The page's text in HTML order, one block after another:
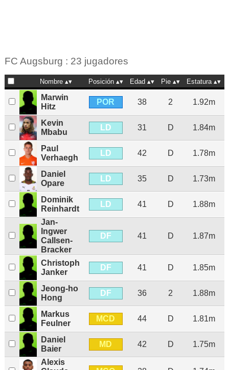
FC Augsburg : 23 jugadores
Nombre Posición Edad Pie Estatura
Marwin
Hitz
POR 38 2 1.92m
Kevin
Mbabu
LD 31 D 1.84m
Paul
Verhaegh
LD 42 D 1.78m
Daniel
Opare
LD 35 D 1.73m
Dominik
Reinhardt
LD 41 D 1.88m
Jan-
Ingwer
Callsen-
Bracker
DF 41 D 1.87m
Christoph
Janker
DF 41 D 1.85m
Jeong-ho
Hong
DF 36 2 1.88m
Markus
Feulner
MCD 44 D 1.81m
Daniel
Baier
MD 42 D 1.75m
Alexis